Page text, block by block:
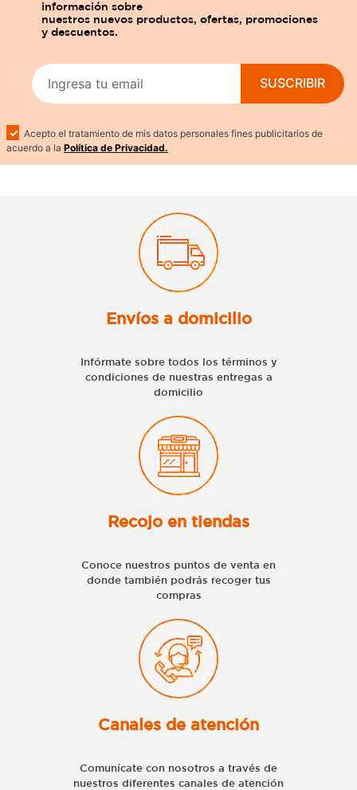
SUSCRIBIR
Acepto el tratamiento de mis datos personales fines publicitarios de
acuerdo a la Política de Privacidad.
Envíos a domicilio
Infórmate sobre todos los términos y
condiciones de nuestras entregas a
domicilio
Recojo en tiendas
Conoce nuestros puntos de venta en
donde también podrás recoger tus
compras
Canales de atención
Comunícate con nosotros a través de
nuestros diferentes canales de atención